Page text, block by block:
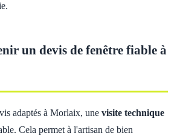
un devis de fenêtre fiable à
adaptés à Morlaix, une visite technique
Cela permet à l'artisan de bien